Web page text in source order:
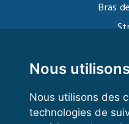
Nous
Nous utilisons des
technologies de
Bras